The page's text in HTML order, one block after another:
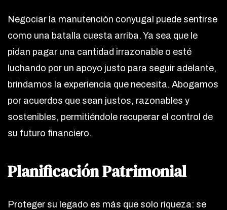
Negociar la manutención conyugal puede sentirse
como una batalla cuesta arriba. Ya sea que le
pidan pagar una cantidad irrazonable o esté
luchando por un apoyo justo para seguir adelante,
brindamos la experiencia que necesita. Abogamos
por acuerdos que sean justos, razonables y
sostenibles, permitiéndole recuperar el control de
su futuro financiero.
Planificación Patrimonial
Proteger su legado es más que solo riqueza: se